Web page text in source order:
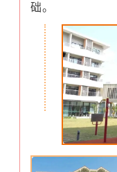
础。